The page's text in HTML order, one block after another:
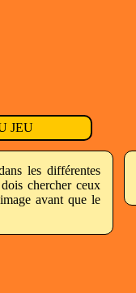
JEU
les différentes
chercher ceux
avant que le